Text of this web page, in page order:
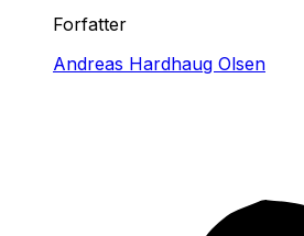
Forfatter
Andreas Hardhaug Olsen